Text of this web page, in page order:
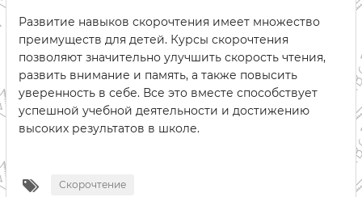
Развитие навыков скорочтения имеет множество
преимуществ для детей. Курсы скорочтения
позволяют значительно улучшить скорость чтения,
развить внимание и память, а также повысить
уверенность в себе. Все это вместе способствует
успешной учебной деятельности и достижению
высоких результатов в школе.
Скорочтение